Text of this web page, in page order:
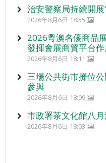
治安警察局持續開
2026年8月6日 18:55
2026粵澳名優商品
發揮會展商貿平台
2026年8月6日 18:11
三場公共街市攤位
參與
2026年8月6日 18:09
市政署茶文化館八
2026年8月6日 18:03